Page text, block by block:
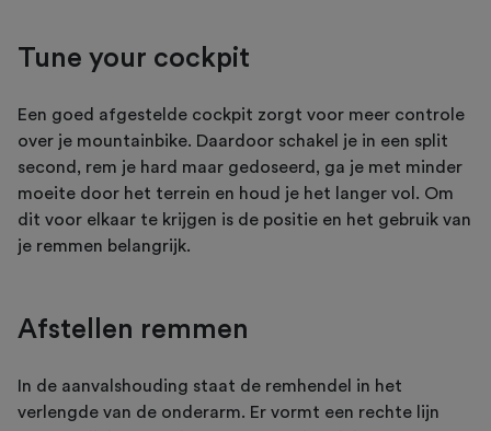
Tune your cockpit
Een goed afgestelde cockpit zorgt voor meer controle
over je mountainbike. Daardoor schakel je in een split
second, rem je hard maar gedoseerd, ga je met minder
moeite door het terrein en houd je het langer vol. Om
dit voor elkaar te krijgen is de positie en het gebruik van
je remmen belangrijk.
Afstellen remmen
In de aanvalshouding staat de remhendel in het
verlengde van de onderarm. Er vormt een rechte lijn